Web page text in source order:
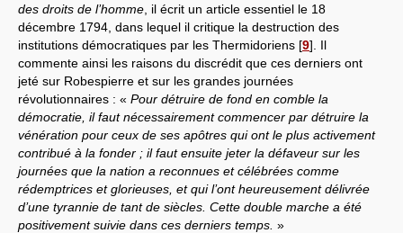
des droits de l’homme , il écrit un article essentiel le 18
décembre 1794, dans lequel il critique la destruction des
institutions démocratiques par les Thermidoriens [9] . Il
commente ainsi les raisons du discrédit que ces derniers ont
jeté sur Robespierre et sur les grandes journées
révolutionnaires : « Pour détruire de fond en comble la
démocratie, il faut nécessairement commencer par détruire la
vénération pour ceux de ses apôtres qui ont le plus activement
contribué à la fonder ; il faut ensuite jeter la défaveur sur les
journées que la nation a reconnues et célébrées comme
rédemptrices et glorieuses, et qui l’ont heureusement délivrée
d’une tyrannie de tant de siècles. Cette double marche a été
positivement suivie dans ces derniers temps. »